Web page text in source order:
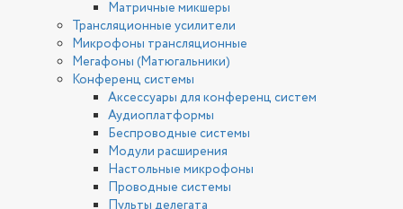
Матричные микшеры
Трансляционные усилители
Микрофоны трансляционные
Мегафоны (Матюгальники)
Конференц системы
Аксессуары для конференц систем
Аудиоплатформы
Беспроводные системы
Модули расширения
Настольные микрофоны
Проводные системы
Пульты делегата